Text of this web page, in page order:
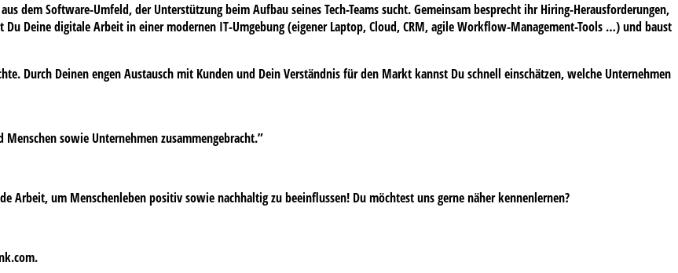
dem Software-Umfeld, der Unterstützung beim Aufbau seines Tech-Teams sucht. Gemeinsam besprecht ihr Hiring-Herausforderungen,
Deine digitale Arbeit in einer modernen IT-Umgebung (eigener Laptop, Cloud, CRM, agile Workflow-Management-Tools …) und baust
Durch Deinen engen Austausch mit Kunden und Dein Verständnis für den Markt kannst Du schnell einschätzen, welche Unternehmen
sowie Unternehmen zusammengebracht.”
um Menschenleben positiv sowie nachhaltig zu beeinflussen! Du möchtest uns gerne näher kennenlernen?
.